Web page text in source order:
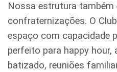
Nossa estrutura também
confraternizações. O
espaço com capacidade
perfeito para happy
batizado, reuniões